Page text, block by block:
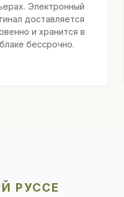
Электронный
доставляется
и хранится в
бессрочно.
РУССЕ